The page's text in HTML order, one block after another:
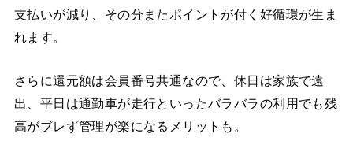
支払いが減り、その分またポイントが付く好循環が生ま
れます。
さらに還元額は会員番号共通なので、休日は家族で遠
出、平日は通勤車が走行といったバラバラの利用でも残
高がブレず管理が楽になるメリットも。